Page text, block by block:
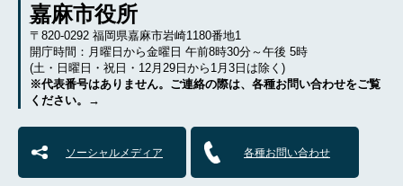
嘉麻市役所
〒820-0292 福岡県嘉麻市岩崎1180番地1
開庁時間：月曜日から金曜日 午前8時30分～午後 5時
(土・日曜日・祝日・12月29日から1月3日は除く)
※代表番号はありません。ご連絡の際は、各種お問い合わせをご覧
ください。→
ソーシャルメディア 各種お問い合わせ